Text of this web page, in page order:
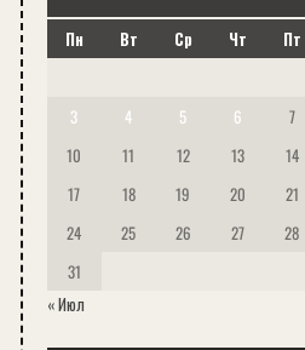
Пн Вт Ср Чт Пт
3
4 5 6 7
10
11 12 13 14
17
18 19 20 21
24
25 26 27 28
31
« Июл